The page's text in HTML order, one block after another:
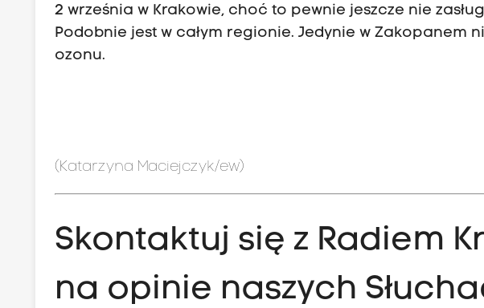
2 września w Krakowie, choć to pewnie jeszcze nie
Podobnie jest w całym regionie. Jedynie w Zakopanem
ozonu.
(Katarzyna Maciejczyk/ew)
Skontaktuj się z Radiem
na opinie naszych